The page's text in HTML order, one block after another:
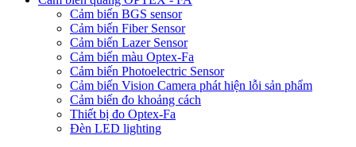
Cảm biến BGS sensor
Cảm biến Fiber Sensor
Cảm biến Lazer Sensor
Cảm biến màu Optex-Fa
Cảm biến Photoelectric Sensor
Cảm biến Vision Camera phát hiện lỗi sản phẩm
Cảm biến đo khoảng cách
Thiết bị đo Optex-Fa
Đèn LED lighting